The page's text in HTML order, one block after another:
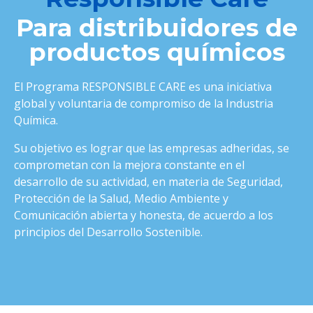
Para distribuidores de
productos químicos
El Programa RESPONSIBLE CARE es una iniciativa
global y voluntaria de compromiso de la Industria
Química.
Su objetivo es lograr que las empresas adheridas, se
comprometan con la mejora constante en el
desarrollo de su actividad, en materia de Seguridad,
Protección de la Salud, Medio Ambiente y
Comunicación abierta y honesta, de acuerdo a los
principios del Desarrollo Sostenible.